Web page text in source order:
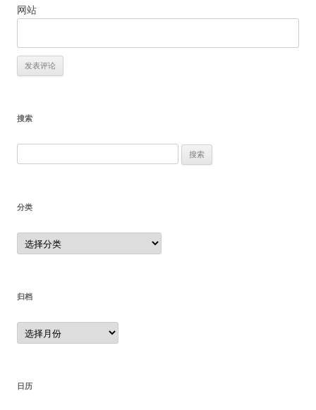
网站
搜索
分类
分
类
归档
归
档
日历